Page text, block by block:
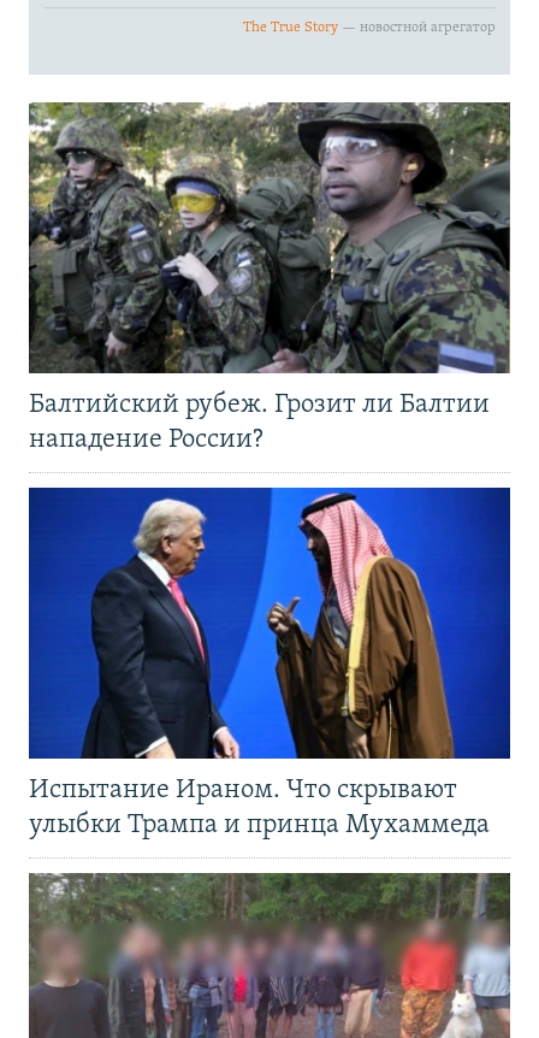
Балтийский рубеж. Грозит ли Балтии
нападение России?
Испытание Ираном. Что скрывают
улыбки Трампа и принца Мухаммеда